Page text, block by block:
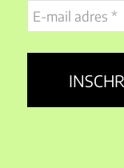
E-
mail
adres